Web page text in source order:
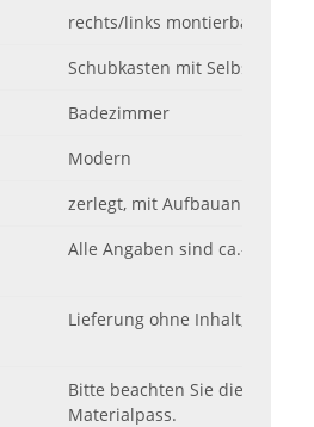
rechts/links montierbar
Schubkasten mit Selbsteinzug
Badezimmer
Modern
zerlegt, mit Aufbauanleitung
Alle Angaben sind ca.-Maße.
Lieferung ohne Inhalt,
Bitte beachten Sie die
Materialpass.